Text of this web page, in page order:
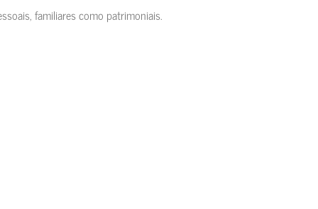
familiares como patrimoniais.